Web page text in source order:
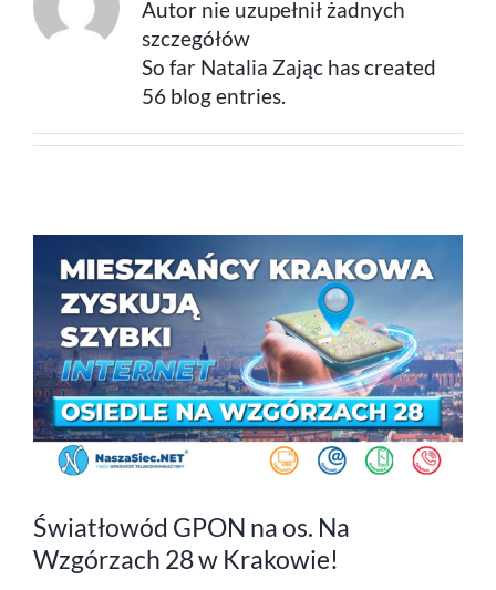
Praca
Autor nie uzupełnił żadnych
szczegółów
So far Natalia Zając has created
56 blog entries.
Światłowód GPON na os. Na
Wzgórzach 28 w Krakowie!